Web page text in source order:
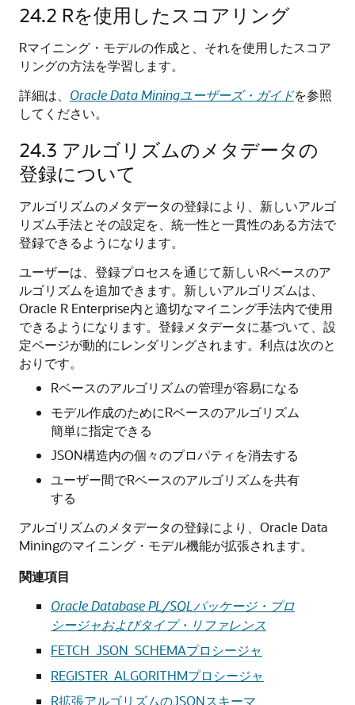
24.2 Rを使用したスコアリング
Rマイニング・モデルの作成と、それを使用したスコア
リングの方法を学習します。
詳細は、 Oracle Data Miningユーザーズ・ガイドを参照
してください。
24.3 アルゴリズムのメタデータの
登録について
アルゴリズムのメタデータの登録により、新しいアルゴ
リズム手法とその設定を、統一性と一貫性のある方法で
登録できるようになります。
ユーザーは、登録プロセスを通じて新しいRベースのア
ルゴリズムを追加できます。新しいアルゴリズムは、
Oracle R Enterprise内と適切なマイニング手法内で使用
できるようになります。登録メタデータに基づいて、設
定ページが動的にレンダリングされます。利点は次のと
おりです。
Rベースのアルゴリズムの管理が容易になる
モデル作成のためにRベースのアルゴリズム
簡単に指定できる
JSON構造内の個々のプロパティを消去する
ユーザー間でRベースのアルゴリズムを共有
する
アルゴリズムのメタデータの登録により、 Oracle Data
Miningのマイニング・モデル機能が拡張されます。
関連項目
Oracle Database PL/SQLパッケージ・プロ
シージャおよびタイプ・リファレンス
FETCH_JSON_SCHEMAプロシージャ
REGISTER_ALGORITHMプロシージャ
R拡張アルゴリズムのJSONスキーマ